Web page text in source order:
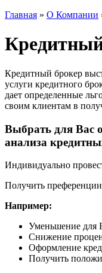
Главная » О Компании
Кредитный брокер
услуги кредитного
дает определенные
своим клиентам в
Выбрать для Вас
анализа
Индивидуально
Получить
Например:
Уменьшение для
Снижение
Оформление
Получить